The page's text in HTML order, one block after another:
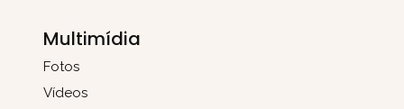
Multimídia
Fotos
Vídeos